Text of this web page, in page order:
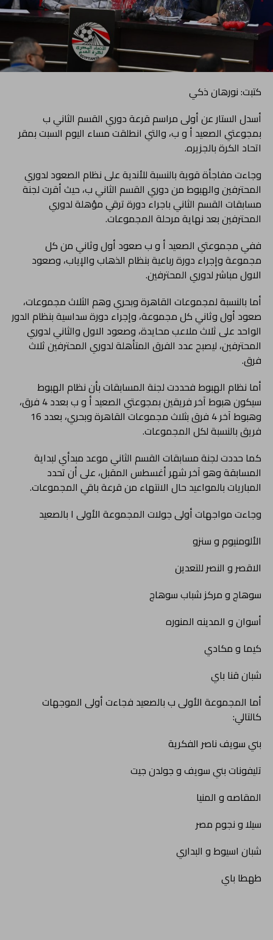
كتبت: نورهان ذكي
أسدل الستار عن أولى مراسم قرعة دوري القسم الثاني ب
بمجوعتي الصعيد أ و ب، والتي انطلقت مساء اليوم السبت بمقر
اتحاد الكرة بالجزيره.
وجاءت مفاجأة قوية بالنسبة للأندية على نظام الصعود لدوري
المحترفين والهبوط من دوري القسم الثاني ب، حيث أقرت لجنة
مسابقات القسم الثاني باجراء دورة ترقي مؤهلة لدوري
المحترفين بعد نهاية مرحلة المجموعات.
ففي مجموعتي الصعيد أ و ب صعود أول وثاني من كل
مجموعة وإجراء دورة رباعية بنظام الذهاب والإياب، وصعود
الاول مباشر لدوري المحترفين.
أما بالنسبة لمجموعات القاهرة وبحري وهم الثلاث مجموعات،
صعود أول وثاني كل مجموعة، وإجراء دورة سداسية بنظام الدور
الواحد على ثلاث ملاعب محايدة، وصعود الاول والثاني لدوري
المحترفين، ليصبح عدد الفرق المتأهلة لدوري المحترفين ثلاث
فرق.
أما نظام الهبوط فحددت لجنة المسابقات بأن نظام الهبوط
سيكون هبوط آخر فريقين بمجوعتي الصعيد أ و ب بعدد 4 فرق،
وهبوط آخر 4 فرق بثلاث مجموعات القاهرة وبحري، بعدد 16
فريق بالنسبة لكل المجموعات.
كما حددت لجنة مسابقات القسم الثاني موعد مبدأي لبداية
المسابقة وهو آخر شهر أغسطس المقبل، على أن تحدد
المباريات بالمواعيد حال الانتهاء من قرعة باقي المجموعات.
وجاءت مواجهات أولى جولات المجموعة الأولى ا بالصعيد
الألومنيوم و سنزو
الاقصر و النصر للتعدين
سوهاج و مركز شباب سوهاج
أسوان و المدينه المنوره
كيما و مكادي
شبان قنا باي
أما المجموعة الأولى ب بالصعيد فجاءت أولى الموجهات
كالتالي:
بني سويف ناصر الفكرية
تليفونات بني سويف و جولدن جيت
المقاصه و المنيا
سيلا و نجوم مصر
شبان اسيوط و البداري
طهطا باي